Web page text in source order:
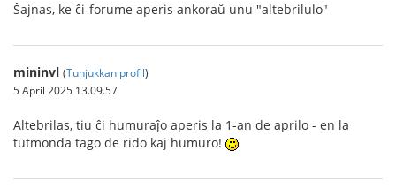
Ŝajnas, ke ĉi-forume aperis ankoraŭ unu "altebrilulo"
mininvl (Tunjukkan profil)
5 April 2025 13.09.57
Altebrilas, tiu ĉi humuraĵo aperis la 1-an de aprilo - en la
tutmonda tago de rido kaj humuro!